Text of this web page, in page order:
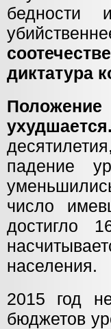
бедности
диктатура
ухудшается.
падение
число
достигло
населения.
2015 год
бюджетов